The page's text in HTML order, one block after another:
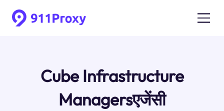
Cube Infrastructure
Managersएजेंसी